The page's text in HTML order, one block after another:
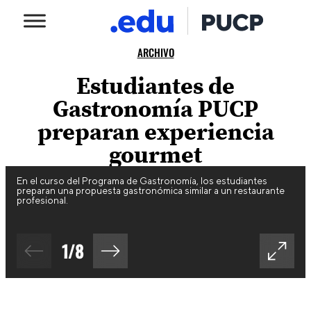
ARCHIVO
Estudiantes de
Gastronomía PUCP
preparan experiencia
gourmet
En el curso del Programa de Gastronomía, los estudiantes
preparan una propuesta gastronómica similar a un restaurante
profesional.
1/8